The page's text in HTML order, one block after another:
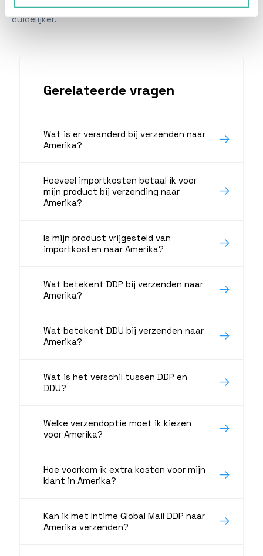
maak je het verzenden naar Amerika een stuk
duidelijker.
Gerelateerde vragen
Wat is er veranderd bij verzenden naar
Amerika?
Hoeveel importkosten betaal ik voor
mijn product bij verzending naar
Amerika?
Is mijn product vrijgesteld van
importkosten naar Amerika?
Wat betekent DDP bij verzenden naar
Amerika?
Wat betekent DDU bij verzenden naar
Amerika?
Wat is het verschil tussen DDP en
DDU?
Welke verzendoptie moet ik kiezen
voor Amerika?
Hoe voorkom ik extra kosten voor mijn
klant in Amerika?
Kan ik met Intime Global Mail DDP naar
Amerika verzenden?